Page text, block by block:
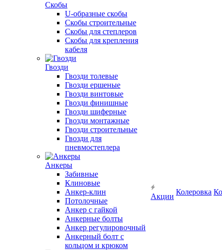
Скобы
U-образные скобы
Скобы строительные
Скобы для степлеров
Скобы для крепления
кабеля
Гвозди
Гвозди толевые
Гвозди ершеные
Гвозди винтовые
Гвозди финишные
Гвозди шиферные
Гвозди монтажные
Гвозди строительные
Гвозди для
пневмостеплера
Анкеры
Забивные
Клиновые
Анкер-клин
Потолочные
Анкер с гайкой
Анкерные болты
Анкер регулировочный
Анкерный болт с
кольцом и крюком
Акции
Колеровка